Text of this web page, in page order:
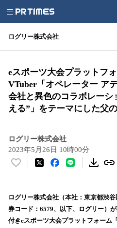
ログリー株式会社
eスポーツ大会プラットフ
VTuber「オペレーター ア
会社と異色のコラボレーシ
える”」をテーマにした父
ログリー株式会社
2023年5月26日 10時00分
い
！
数
を
ログリー株式会社（本社：東京都渋
券コード：6579、以下、ログリー）
付きeスポーツ大会プラットフォーム